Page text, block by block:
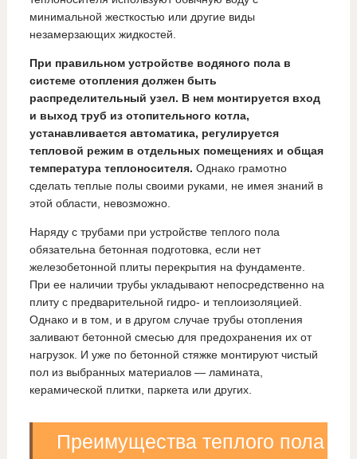
минимальной жесткостью или другие виды
незамерзающих жидкостей.
При правильном устройстве водяного пола в
системе отопления должен быть
распределительный узел. В нем монтируется вход
и выход труб из отопительного котла,
устанавливается автоматика, регулируется
тепловой режим в отдельных помещениях и общая
температура теплоносителя. Однако грамотно
сделать теплые полы своими руками, не имея знаний в
этой области, невозможно.
Наряду с трубами при устройстве теплого пола
обязательна бетонная подготовка, если нет
железобетонной плиты перекрытия на фундаменте.
При ее наличии трубы укладывают непосредственно на
плиту с предварительной гидро- и теплоизоляцией.
Однако и в том, и в другом случае трубы отопления
заливают бетонной смесью для предохранения их от
нагрузок. И уже по бетонной стяжке монтируют чистый
пол из выбранных материалов — ламината,
керамической плитки, паркета или других.
Преимущества теплого пола